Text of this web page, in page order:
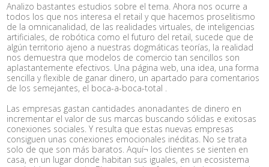
Analizo bastantes estudios sobre el tema. Ahora nos ocurre a
todos los que nos interesa el retail y que hacemos proselitismo
de la omnicanalidad, de las realidades virtuales, de inteligencias
artificiales, de robótica como el futuro del retail, sucede que de
algún territorio ajeno a nuestras dogmáticas teorías, la realidad
nos demuestra que modelos de comercio tan sencillos son
aplastantemente efectivos. Una página web, una idea, una forma
sencilla y flexible de ganar dinero, un apartado para comentarios
de los semejantes, el boca-a-boca-total .
Las empresas gastan cantidades anonadantes de dinero en
incrementar el valor de sus marcas buscando sólidas e exitosas
conexiones sociales. Y resulta que estas nuevas empresas
consiguen unas conexiones emocionales inéditas. No se trata
solo de que son más baratos. Aquí¬ los clientes se sienten en
casa, en un lugar donde habitan sus iguales, en un ecosistema